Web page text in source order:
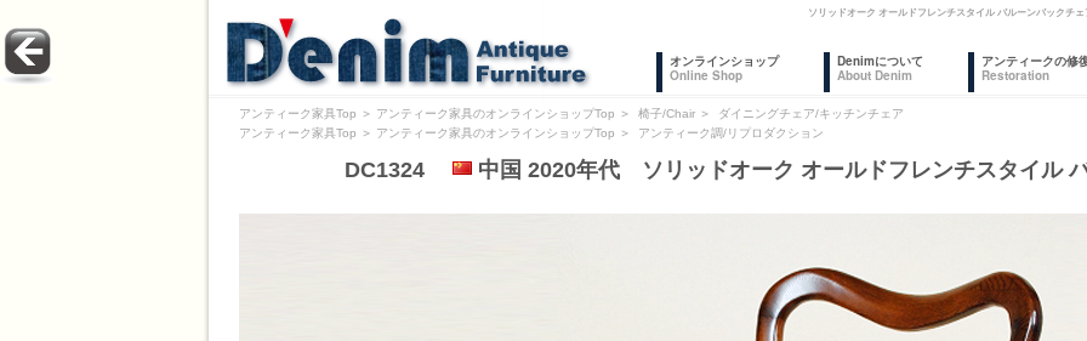
ソリッドオーク オールドフレンチスタイル バルーンバックチ
オンラインショップ
Online Shop
Denimについて
About Denim
アンティークの修
Restoration
アンティーク家具Top ＞ アンティーク家具のオンラインショップTop ＞ 椅子/Chair ＞
ダイニングチェア/キッチンチェア
アンティーク家具Top ＞ アンティーク家具のオンラインショップTop ＞ アンティーク調/リプロダクション
DC1324 中国 2020年代 ソリッドオーク オールドフレンチスタイル